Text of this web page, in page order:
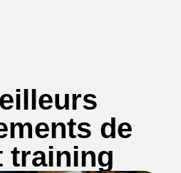
de
training